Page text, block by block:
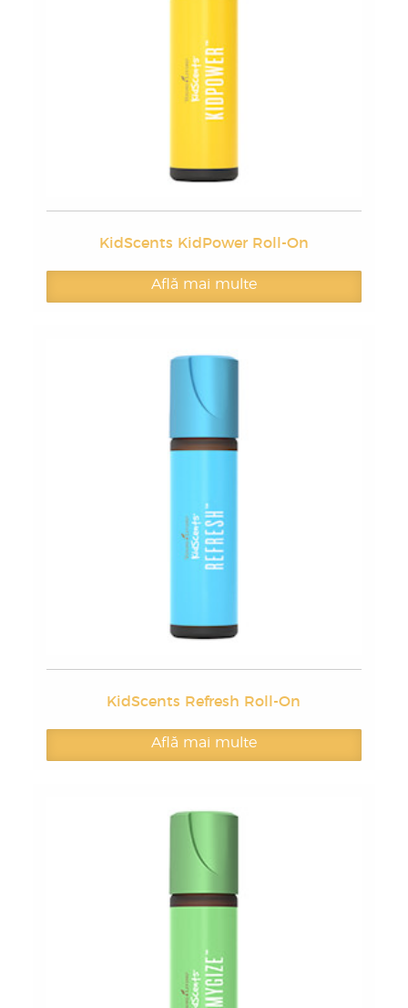
KidScents KidPower Roll-On
Află mai multe
KidScents Refresh Roll-On
Află mai multe